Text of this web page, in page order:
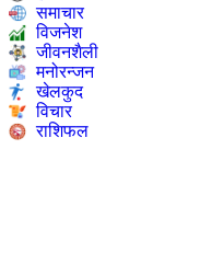
समाचार
विजनेश
जीवनशैली
मनोरन्जन
खेलकुद
विचार
राशिफल